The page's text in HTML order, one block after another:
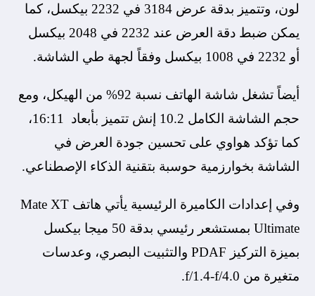
لون، وتتميز بدقة عرض 3184 في 2232 بيكسل، كما
يمكن ضبط دقة العرض عند 2232 في 2048 بيكسل
أو 2232 في 1008 بيكسل وفقاً لجهة طي الشاشة.
أيضاً تشغل شاشة الهاتف نسبة 92% من الهيكل، ومع
حجم الشاشة الكامل 10.2 إنش تتميز بأبعاد 16:11،
كما تؤكد هواوي على تحسين جودة العرض في
الشاشة بخوارزمية حوسبة بتقنية الذكاء الإصطناعي.
وفي إعدادات الكاميرة الرئيسية يأتي هاتف Mate XT
Ultimate بمستشعر رئيسي بدقة 50 ميجا بيكسل
بميزة التركيز PDAF والتثبيت البصري، وعدسات
متغيرة من f/1.4-f/4.0.